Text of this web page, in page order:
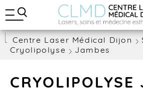
e
BLOG
Centre Laser Médical Dijon
Cryolipolyse
Jambes
CRYOLIPOLYSE